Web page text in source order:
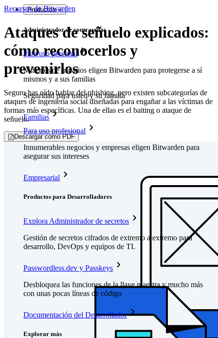
Productos
Administrador de contraseñas
Para uso personal
Millones de usuarios eligen Bitwarden para protegerse a sí
mismos y a sus familias
Seguridad para usted y su familia
Familias
Para uso profesional
Innumerables negocios y empresas eligen Bitwarden para
asegurar sus intereses
Empresarial
Productos para Desarrolladores
Explora Administrador de secretos
Gestión de secretos cifrados de extremo a extremo para
desarrollo, DevOps y equipos de TI.
Passwordless.dev y Passkeys
Desbloquea las funciones de la llave maestra y mucho más
con unas pocas líneas de código
Documentación del Desarrollador
Explorar más
Recursos de Bitwarden
Ataques de señuelo explicados:
cómo reconocerlos y
prevenirlos
Seguro has oído hablar del phishing, pero existen subcategorías de
ataques de ingeniería social diseñadas para engañar a las víctimas de
formas más específicas. Una de ellas es el baiting o ataque de
señuelo.
Descargar como PDF